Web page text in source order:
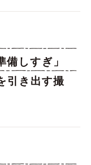
備しすぎ」
引き出す撮